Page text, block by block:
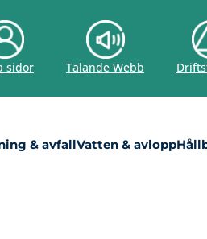
sidor Talande Webb
& avfallVatten & avlopp